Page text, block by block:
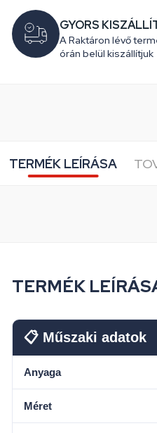
GYORS
A Raktáron lévő
órán belül kiszállítjuk
TERMÉK LEÍRÁSA
TERMÉK
📋 Műszaki adatok
Anyaga
Méret